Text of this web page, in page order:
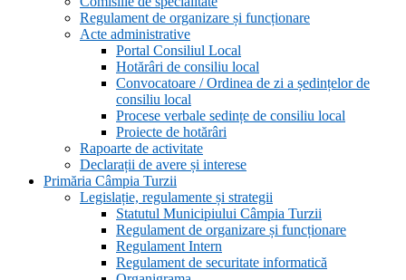
Regulament de organizare și funcționare
Acte administrative
Portal Consiliul Local
Hotărâri de consiliu local
Convocatoare / Ordinea de zi a ședințelor de
consiliu local
Procese verbale sedințe de consiliu local
Proiecte de hotărâri
Rapoarte de activitate
Declarații de avere și interese
Primăria Câmpia Turzii
Legislație, regulamente și strategii
Statutul Municipiului Câmpia Turzii
Regulament de organizare și funcționare
Regulament Intern
Regulament de securitate informatică